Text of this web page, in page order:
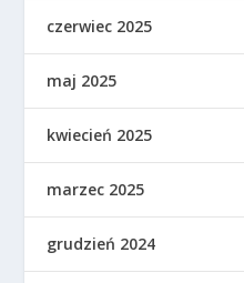
czerwiec 2025
maj 2025
kwiecień 2025
marzec 2025
grudzień 2024